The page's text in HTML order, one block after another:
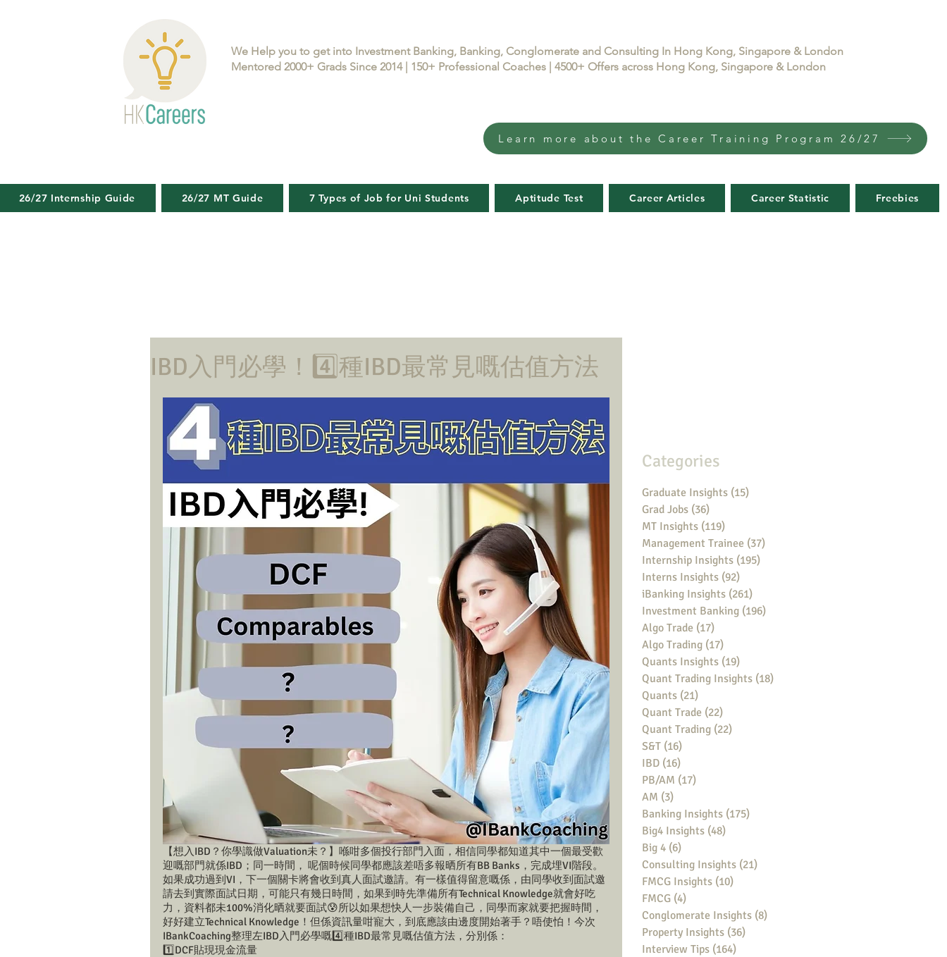
We Help you to get into Investment Banking, Banking, Conglomerate and Consulting In Hong Kong, Singapore & London
Mentored 2000+ Grads Since 2014 | 150+ Professional Coaches | 4500+ Offers across Hong Kong, Singapore & London
Learn more about the Career Training Program 26/27
26/27 Internship Guide 26/27 MT Guide 7 Types of Job for Uni Students Aptitude Test Career Articles Career Statistic Freebies
IBD入門必學！4️⃣種IBD最常見嘅估值方法
【想入IBD？你學識做Valuation未？】喺咁多個投行部門入面，相信同學都知道其中一個最受歡
迎嘅部門就係IBD；同一時間， 呢個時候同學都應該差唔多報晒所有BB Banks，完成埋VI階段。
如果成功過到VI，下一個關卡將會收到真人面試邀請。有一樣值得留意嘅係，由同學收到面試邀
請去到實際面試日期，可能只有幾日時間，如果到時先準備所有Technical Knowledge就會好吃
力，資料都未100%消化晒就要面試😰所以如果想快人一步裝備自己，同學而家就要把握時間，
好好建立Technical Knowledge！但係資訊量咁寵大，到底應該由邊度開始著手？唔使怕！今次
IBankCoaching整理左IBD入門必學嘅4️⃣種IBD最常見嘅估值方法，分別係：
1️⃣DCF貼現現金流量
Categories
Graduate Insights (15)
Grad Jobs (36)
MT Insights (119)
Management Trainee (37)
Internship Insights (195)
Interns Insights (92)
iBanking Insights (261)
Investment Banking (196)
Algo Trade (17)
Algo Trading (17)
Quants Insights (19)
Quant Trading Insights (18)
Quants (21)
Quant Trade (22)
Quant Trading (22)
S&T (16)
IBD (16)
PB/AM (17)
AM (3)
Banking Insights (175)
Big4 Insights (48)
Big 4 (6)
Consulting Insights (21)
FMCG Insights (10)
FMCG (4)
Conglomerate Insights (8)
Property Insights (36)
Interview Tips (164)